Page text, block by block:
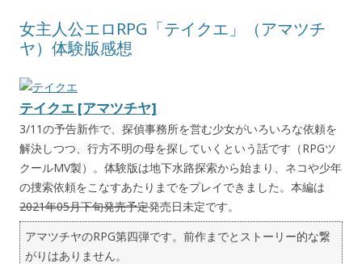
女主人公エロRPG「テイクエ」（アマツチ
ヤ）体験版感想
テイクエ [アマツチヤ]
3/11の予告新作で、探偵事務所を営む少女がいろいろな依頼を
解決しつつ、行方不明の母を探していくという話です（RPGツ
クールMV製）。体験版は地下水路探索から始まり、ネコや少年
の捜索依頼をこなすあたりまでをプレイできました。本編は
2021年05月下旬発売予定発売日未定です。
アマツチヤのRPG第四弾です。前作までとストーリー的な繋
がりはありません。